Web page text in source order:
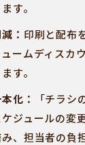
す。
： 印刷と配布
ームディスカ
す。
化：
「チラシ
ケジュールの変
、担当者の負